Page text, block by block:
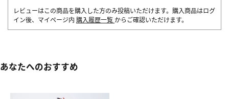
レビューはこの商品を購入した方のみ投稿いただけます。購入商品はログ
イン後、マイページ内 購入履歴一覧 からご確認いただけます。
あなたへのおすすめ